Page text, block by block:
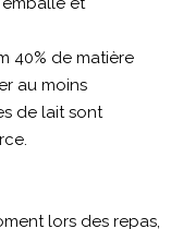
40% de matière
au moins
de lait sont
lors des repas,